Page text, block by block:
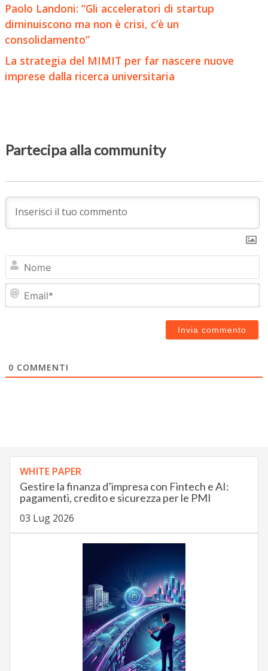
Paolo Landoni: “Gli acceleratori di startup
diminuiscono ma non è crisi, c’è un
consolidamento”
La strategia del MIMIT per far nascere nuove
imprese dalla ricerca universitaria
Partecipa alla community
0 COMMENTI
WHITE PAPER
Gestire la finanza d’impresa con Fintech e AI:
pagamenti, credito e sicurezza per le PMI
03 Lug 2026